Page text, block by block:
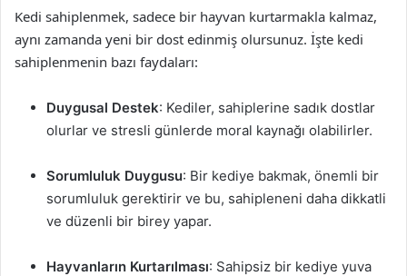
Kedi sahiplenmek, sadece bir hayvan kurtarmakla kalmaz,
aynı zamanda yeni bir dost edinmiş olursunuz. İşte kedi
sahiplenmenin bazı faydaları:
Duygusal Destek: Kediler, sahiplerine sadık dostlar
olurlar ve stresli günlerde moral kaynağı olabilirler.
Sorumluluk Duygusu: Bir kediye bakmak, önemli bir
sorumluluk gerektirir ve bu, sahipleneni daha dikkatli
ve düzenli bir birey yapar.
Hayvanların Kurtarılması: Sahipsiz bir kediye yuva